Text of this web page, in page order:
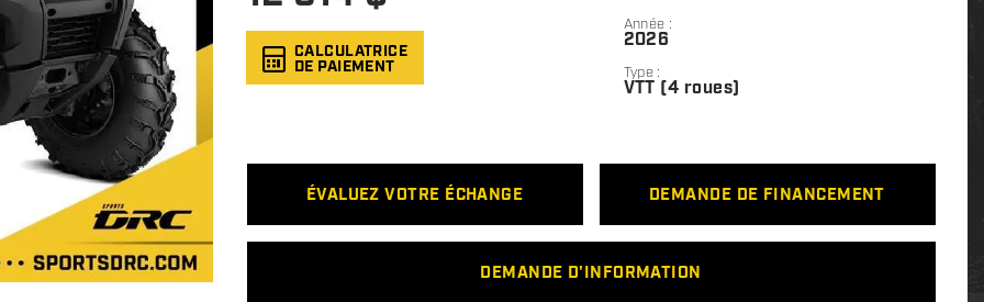
CALCULATRICE
DE PAIEMENT
Année :
2026
Type :
VTT (4 roues)
ÉVALUEZ VOTRE ÉCHANGE DEMANDE DE FINANCEMENT
DEMANDE D'INFORMATION